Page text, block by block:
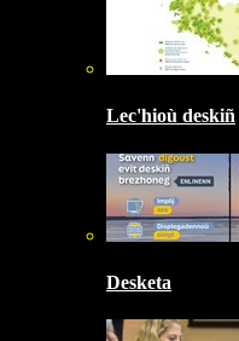
Lec'hioù deskiñ
Desketa